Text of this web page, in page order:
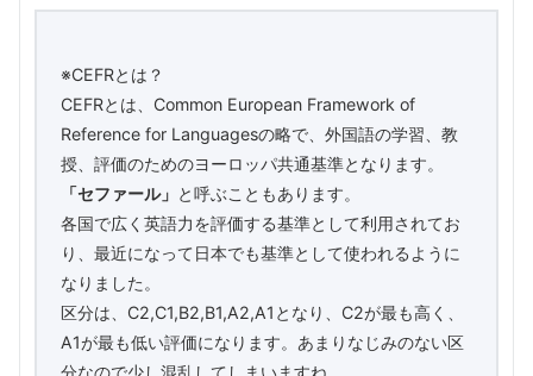
※CEFRとは？
CEFRとは、Common European Framework of
Reference for Languagesの略で、外国語の学習、教
授、評価のためのヨーロッパ共通基準となります。
「セファール」 と呼ぶこともあります。
各国で広く英語力を評価する基準として利用されてお
り、最近になって日本でも基準として使われるように
なりました。
区分は、C2,C1,B2,B1,A2,A1となり、C2が最も高く、
A1が最も低い評価になります。あまりなじみのない区
分なので少し混乱してしまいますね。